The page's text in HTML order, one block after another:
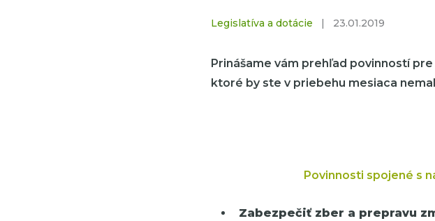
Legislatíva a dotácie 23.01.2019
Prinášame vám prehľad povinností
ktoré by ste v priebehu mesiaca
Povinnosti spojené s
Zabezpečiť zber a prepravu